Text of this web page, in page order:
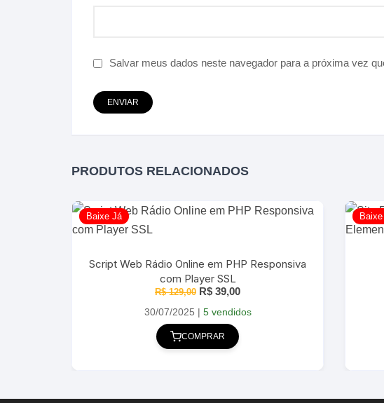
Salvar meus dados neste navegador para a próxima vez
PRODUTOS RELACIONADOS
Baixe Já
Script Web Rádio Online em PHP Responsiva
com Player SSL
R$129,00 O
original
era:
R$ 129,00.
R$ 39,00O
atual
30/07/2025 | 5 vendidos
COMPRAR